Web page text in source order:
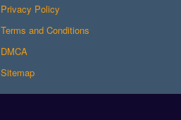
Privacy Policy
Terms and Conditions
DMCA
Sitemap